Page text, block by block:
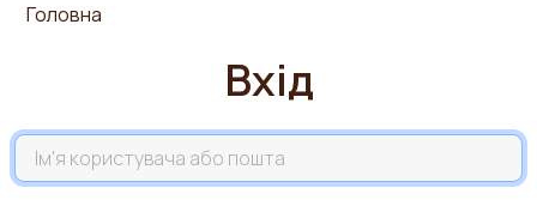
Головна
Вхід
Назва акаунта